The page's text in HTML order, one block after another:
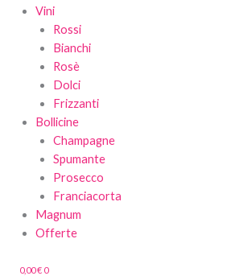
Vini
Rossi
Bianchi
Rosè
Dolci
Frizzanti
Bollicine
Champagne
Spumante
Prosecco
Franciacorta
Magnum
Offerte
0,00€ 0